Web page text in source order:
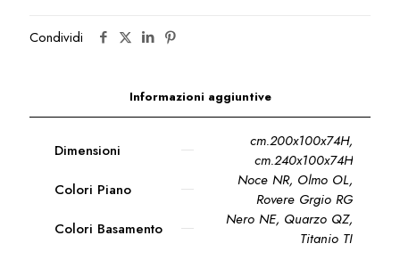
Condividi
Informazioni aggiuntive
Dimensioni cm.200x100x74H,
cm.240x100x74H
Colori Piano
Noce NR, Olmo OL,
Rovere Grgio RG
Colori Basamento
Nero NE, Quarzo QZ,
Titanio TI